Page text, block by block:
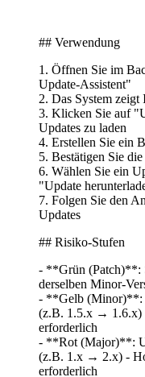
## Verwendung
1. Öffnen Sie im
Update-Assistent"
2. Das System
3. Klicken Sie auf
Updates zu laden
4. Erstellen Sie ein
5. Bestätigen Sie
6. Wählen Sie ein
"Update
7. Folgen Sie den
Updates
## Risiko-Stufen
- **Grün (Patch)**:
derselben Minor-
- **Gelb (Minor)**:
(z.B. 1.5.x → 1.6.x)
erforderlich
- **Rot (Major)**:
(z.B. 1.x → 2.x) -
erforderlich